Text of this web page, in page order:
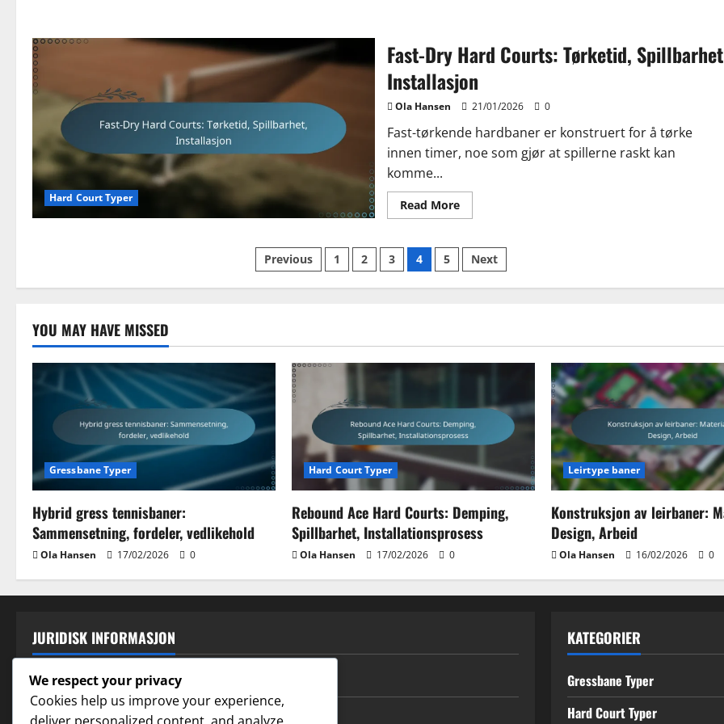
Frekvens
Hard Court Typer
Fast-Dry Hard Courts: Tørketid,
Installasjon
Ola Hansen 21/01/2026 0
Fast-tørkende hardbaner er konstruert for å tørke
innen timer, noe som gjør at spillerne raskt kan
komme...
Read MoreRead
more
Dry
Hard
Courts:
Posts
pagination
Previous 1 2 3 4 5 Next
YOU MAY HAVE MISSED
Gressbane Typer
Hybrid gress tennisbaner:
Sammensetning, fordeler, vedlikehold
Ola Hansen 17/02/2026 0
Hard Court Typer
Rebound Ace Hard Courts: Demping,
Spillbarhet, Installationsprosess
Ola Hansen 17/02/2026 0
Leirtype baner
Konstruksjon av leirbaner:
Design, Arbeid
Ola Hansen 16/02/2026 0
JURIDISK INFORMASJON
Vår historie
Informasjonskapsler og sporing
KATEGORIER
Gressbane Typer
Hard Court Typer
We respect your privacy
Cookies help us improve your experience,